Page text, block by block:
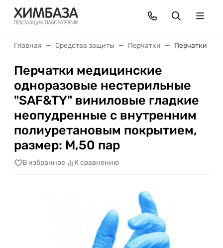
Главная Средства защиты Перчатки Перчатки
Перчатки медицинские
одноразовые нестерильные
"SAF&TY" виниловые гладкие
неопудренные с внутренним
полиуретановым покрытием,
размер: M,50 пар
В избранное К сравнению